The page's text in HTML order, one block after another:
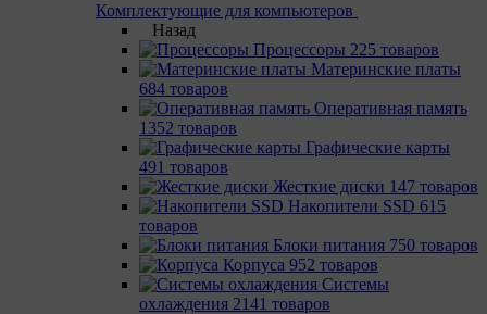
Комплектующие для компьютеров
Назад
Процессоры 225 товаров
Материнcкие платы
684 товаров
Оперативная память
1352 товаров
Графические карты
491 товаров
Жесткие диски 147 товаров
Накопители SSD 615
товаров
Блоки питания 750 товаров
Корпуса 952 товаров
Системы
охлаждения 2141 товаров